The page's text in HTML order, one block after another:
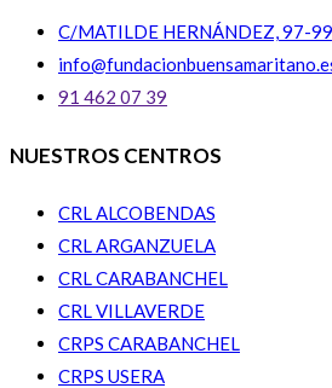
C/MATILDE HERNÁNDEZ, 97-
91 462 07 39
NUESTROS CENTROS
CRL ALCOBENDAS
CRL ARGANZUELA
CRL CARABANCHEL
CRL VILLAVERDE
CRPS CARABANCHEL
CRPS USERA